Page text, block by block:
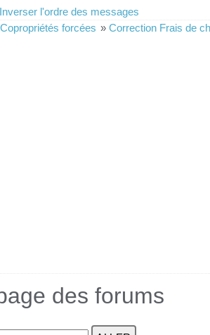
Inverser l'ordre des messages
Copropriétés forcées » Correction Frais de
des forums